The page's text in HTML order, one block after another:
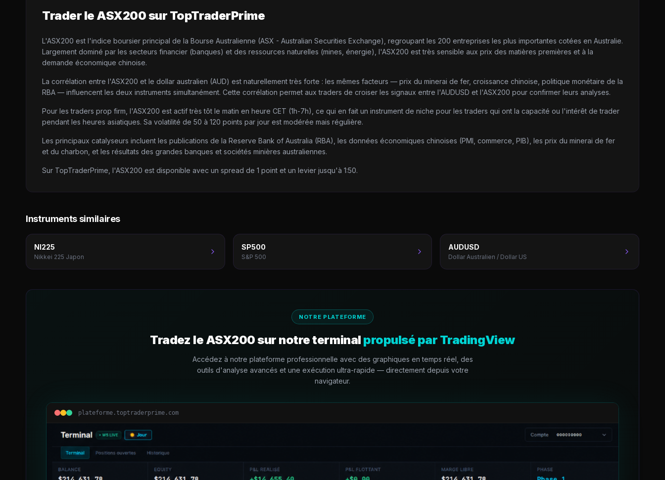
Trader le ASX200 sur TopTraderPrime
L'ASX200 est l'indice boursier principal de la Bourse Australienne (ASX - Australian Securities Exchange), regroupant les 200 entreprises les plus importantes cotées en Australie.
Largement dominé par les secteurs financier (banques) et des ressources naturelles (mines, énergie), l'ASX200 est très sensible aux prix des matières premières et à la
demande économique chinoise.
La corrélation entre l'ASX200 et le dollar australien (AUD) est naturellement très forte : les mêmes facteurs — prix du minerai de fer, croissance chinoise, politique monétaire de la
RBA — influencent les deux instruments simultanément. Cette corrélation permet aux traders de croiser les signaux entre l'AUDUSD et l'ASX200 pour confirmer leurs analyses.
Pour les traders prop firm, l'ASX200 est actif très tôt le matin en heure CET (1h-7h), ce qui en fait un instrument de niche pour les traders qui ont la capacité ou l'intérêt de trader
pendant les heures asiatiques. Sa volatilité de 50 à 120 points par jour est modérée mais régulière.
Les principaux catalyseurs incluent les publications de la Reserve Bank of Australia (RBA), les données économiques chinoises (PMI, commerce, PIB), les prix du minerai de fer
et du charbon, et les résultats des grandes banques et sociétés minières australiennes.
Sur TopTraderPrime, l'ASX200 est disponible avec un spread de 1 point et un levier jusqu'à 1:50.
Instruments similaires
NI225
Nikkei 225 Japon
SP500
S&P 500
AUDUSD
Dollar Australien / Dollar US
NOTRE PLATEFORME
Tradez le ASX200 sur notre terminal propulsé par TradingView
Accédez à notre plateforme professionnelle avec des graphiques en temps réel, des
outils d'analyse avancés et une exécution ultra-rapide — directement depuis votre
navigateur.
plateforme.toptraderprime.com